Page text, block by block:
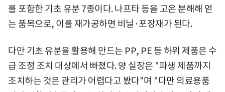
를 포함한 기초 유분 7종이다. 나프타 등을 고온 분해해 얻
는 품목으로, 이를 재가공하면 비닐·포장재가 된다.
다만 기초 유분을 활용해 만드는 PP, PE 등 하위 제품은 수
급 조정 조치 대상에서 빠졌다. 양 실장은 "파생 제품까지
조치하는 것은 관리가 어렵다고 봤다"며 "다만 의료용품